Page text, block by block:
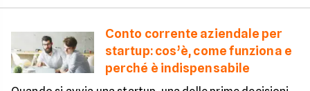
Conto corrente aziendale per
startup: cos’è, come funziona e
perché è indispensabile